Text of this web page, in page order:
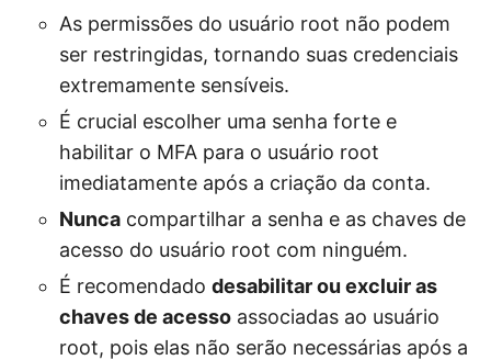
As permissões do usuário root não podem
ser restringidas, tornando suas credenciais
extremamente sensíveis.
É crucial escolher uma senha forte e
habilitar o MFA para o usuário root
imediatamente após a criação da conta.
Nunca compartilhar a senha e as chaves de
acesso do usuário root com ninguém.
É recomendado desabilitar ou excluir as
chaves de acesso associadas ao usuário
root, pois elas não serão necessárias após a